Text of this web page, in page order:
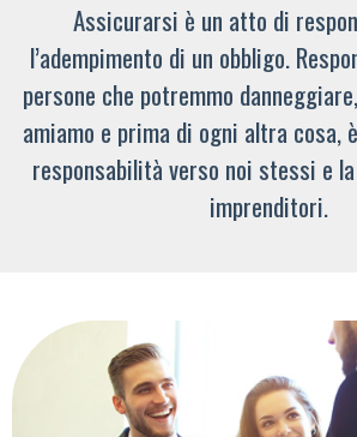
Assicurarsi è un atto di
l’adempimento di un obbligo.
persone che potremmo
amiamo e prima di ogni altra cosa,
responsabilità verso noi stessi e
imprenditori.